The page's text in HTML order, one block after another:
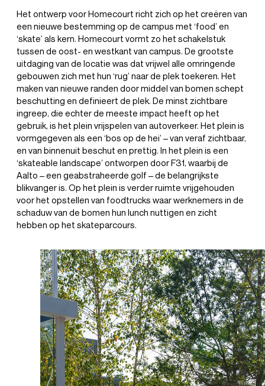
Het ontwerp voor Homecourt richt zich op het creëren van
een nieuwe bestemming op de campus met ‘food’ en
‘skate’ als kern. Homecourt vormt zo het schakelstuk
tussen de oost- en westkant van campus. De grootste
uitdaging van de locatie was dat vrijwel alle omringende
gebouwen zich met hun ‘rug’ naar de plek toekeren. Het
maken van nieuwe randen door middel van bomen schept
beschutting en definieert de plek. De minst zichtbare
ingreep, die echter de meeste impact heeft op het
gebruik, is het plein vrijspelen van autoverkeer. Het plein is
vormgegeven als een ‘bos op de hei’ – van veraf zichtbaar,
en van binnenuit beschut en prettig. In het plein is een
‘skateable landscape’ ontworpen door F31, waarbij de
Aalto – een geabstraheerde golf – de belangrijkste
blikvanger is. Op het plein is verder ruimte vrijgehouden
voor het opstellen van foodtrucks waar werknemers in de
schaduw van de bomen hun lunch nuttigen en zicht
hebben op het skateparcours.